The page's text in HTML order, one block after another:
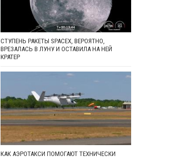
СТУПЕНЬ РАКЕТЫ SPACEX, ВЕРОЯТНО,
ВРЕЗАЛАСЬ В ЛУНУ И ОСТАВИЛА НА НЕЙ
КРАТЕР
КАК АЭРОТАКСИ ПОМОГАЮТ ТЕХНИЧЕСКИ